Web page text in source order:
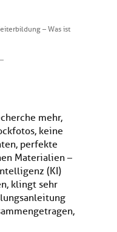
– Was ist
mehr,
keine
perfekte
Materialien –
(KI)
klingt sehr